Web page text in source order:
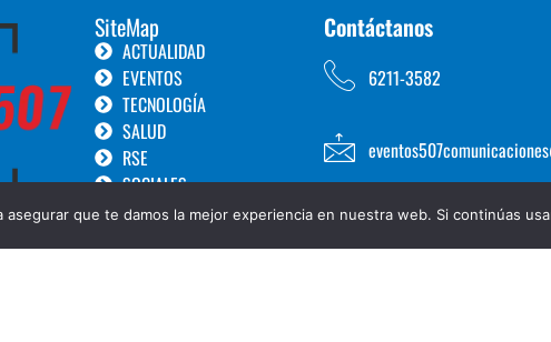
SiteMap
ACTUALIDAD
EVENTOS
TECNOLOGÍA
SALUD
RSE
SOCIALES
TURISMO
Contáctanos
6211-3582
asegurar que te damos la mejor experiencia en nuestra web. Si continúas